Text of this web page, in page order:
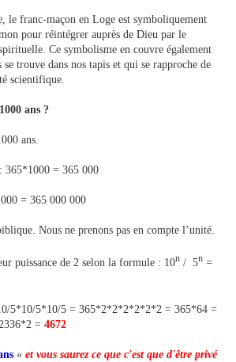
le franc-maçon en Loge est symboliquement
pour réintégrer auprès de Dieu par le
Ce symbolisme en couvre également
trouve dans nos tapis et qui se rapproche de
scientifique.
ans ?
ans.
365*1000 = 365 000
= 365 000 000
Nous ne prenons pas en compte l’unité.
puissance de 2 selon la formule : 10n / 5n =
5*10/5*10/5 = 365*2*2*2*2*2*2 = 365*64 =
= 4672
« et vous saurez ce que c'est que d'être privé